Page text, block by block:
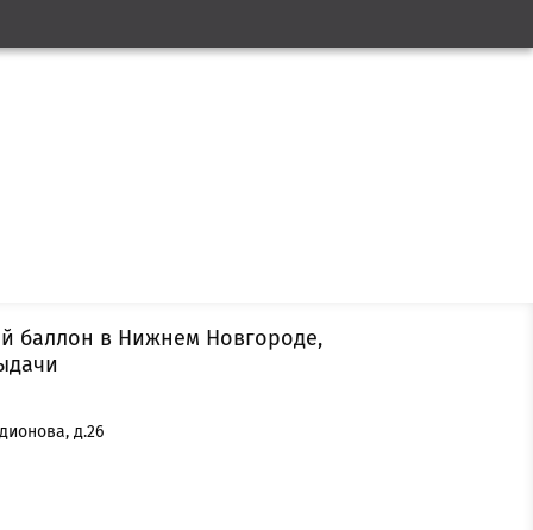
баллон в Нижнем Новгороде,
д.26